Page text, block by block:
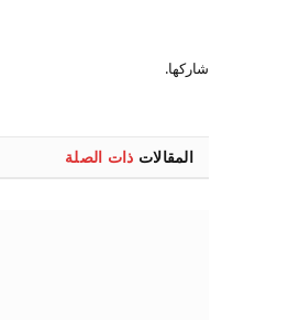
شاركها.
المقالات ذات الصلة